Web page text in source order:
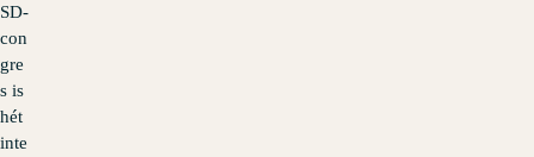
SD-
con
gre
s is
hét
inte